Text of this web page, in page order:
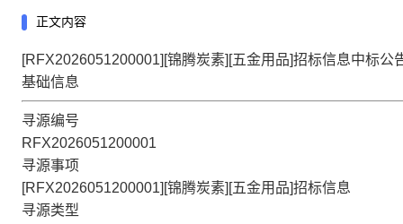
正文内容
[RFX2026051200001][锦腾炭素][五金用品]招标信息中标公
基础信息
寻源编号
RFX2026051200001
寻源事项
[RFX2026051200001][锦腾炭素][五金用品]招标信息
寻源类型